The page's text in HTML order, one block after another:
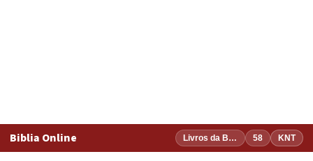
Biblia Online Livros da Bíblia 58 KNT